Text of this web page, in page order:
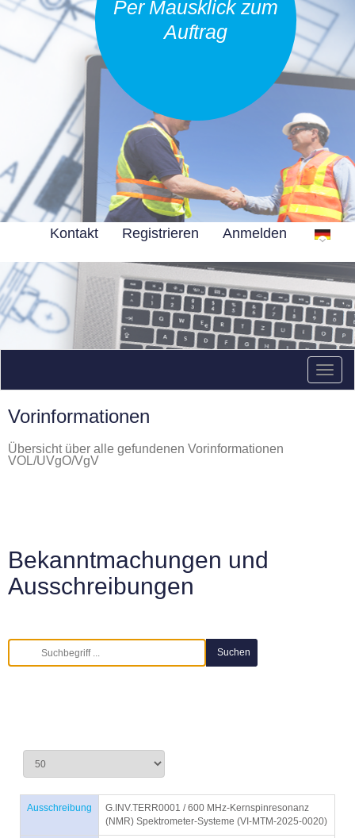
Per Mausklick zum
Auftrag
Kontakt Registrieren Anmelden
Vorinformationen
Übersicht über alle gefundenen Vorinformationen
VOL/UVgO/VgV
Bekanntmachungen und
Ausschreibungen
Ausschreibung
G.INV.TERR0001 / 600 MHz-Kernspinresonanz
(NMR) Spektrometer-Systeme (VI-MTM-2025-0020)